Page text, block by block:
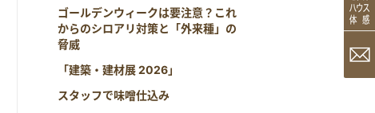
ゴールデンウィークは要注意？これ
からのシロアリ対策と「外来種」の
脅威
「建築・建材展 2026」
スタッフで味噌仕込み